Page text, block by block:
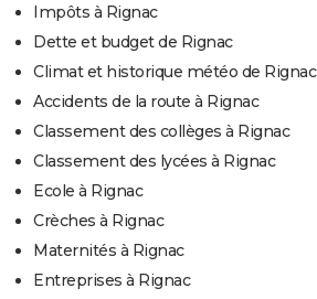
Impôts à Rignac
Dette et budget de Rignac
Climat et historique météo de Rignac
Accidents de la route à Rignac
Classement des collèges à Rignac
Classement des lycées à Rignac
Ecole à Rignac
Crèches à Rignac
Maternités à Rignac
Entreprises à Rignac